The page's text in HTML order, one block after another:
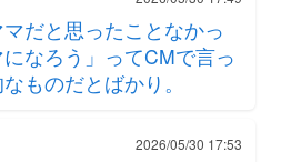
だと思ったことなかっ
なろう」ってCMで言っ
ものだとばかり。
2026/05/30 17:53